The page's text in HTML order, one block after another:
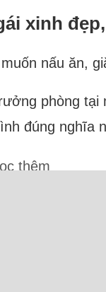
xinh
nấu ăn,
phòng
đúng
thêm